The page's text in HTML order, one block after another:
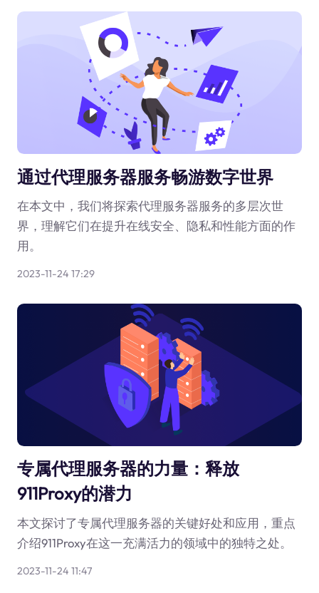
通过代理服务器服务畅游数字世界
在本文中，我们将探索代理服务器服务的多层次世
界，理解它们在提升在线安全、隐私和性能方面的作
用。
2023-11-24 17:29
专属代理服务器的力量：释放
911Proxy的潜力
本文探讨了专属代理服务器的关键好处和应用，重点
介绍911Proxy在这一充满活力的领域中的独特之处。
2023-11-24 11:47